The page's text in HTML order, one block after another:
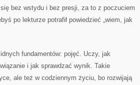
bez wstydu i bez presji, za to z poczuciem
po lekturze potrafił powiedzieć „wiem, jak
fundamentów: pojęć. Uczy, jak
i jak sprawdzać wynik. Takie
ale też w codziennym życiu, bo rozwijają